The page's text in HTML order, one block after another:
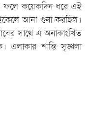
ফলে কয়েকদিন ধরে এই
আনা গুনা করছিল।
সাথে এ অনাকাংখিত
এলাকার শান্তি সৃঙ্খলা